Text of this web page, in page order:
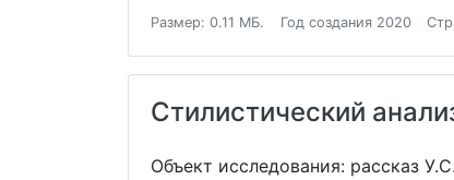
Размер: 0.11 МБ. Год создания 2020
Стилистический
Объект исследования: рассказ